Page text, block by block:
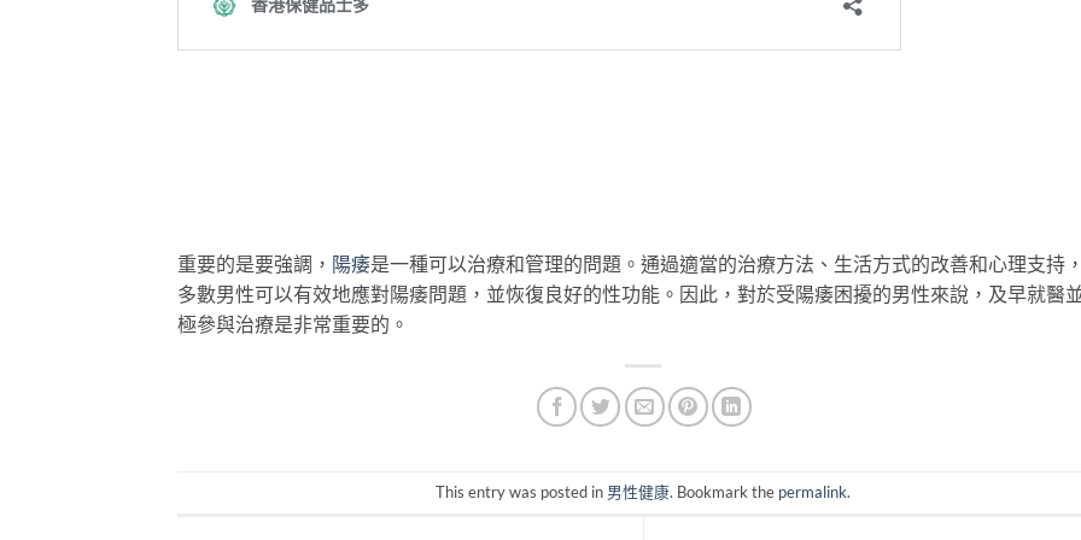
重要的是要強調， 陽痿是一種可以治療和管理的問題。通過適當的治療方法、生活方式的改善和心理支持
多數男性可以有效地應對陽痿問題，並恢復良好的性功能。因此，對於受陽痿困擾的男性來說，及早就醫
極參與治療是非常重要的。
This entry was posted in 男性健康. Bookmark the permalink.